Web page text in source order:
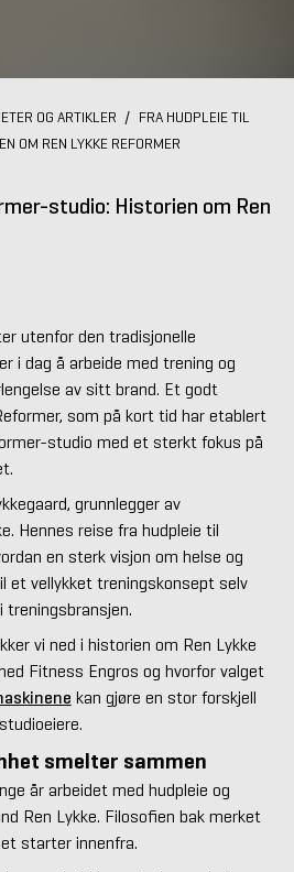
OG ARTIKLER / FRA HUDPLEIE TIL
OM REN LYKKE REFORMER
studio: Historien om Ren
utenfor den tradisjonelle
i dag å arbeide med trening og
av sitt brand. Et godt
som på kort tid har etablert
studio med et sterkt fokus på
grunnlegger av
Hennes reise fra hudpleie til
en sterk visjon om helse og
et vellykket treningskonsept selv
treningsbransjen.
vi ned i historien om Ren Lykke
Fitness Engros og hvorfor valget
kan gjøre en stor forskjell
smelter sammen
år arbeidet med hudpleie og
Ren Lykke. Filosofien bak merket
starter innenfra.